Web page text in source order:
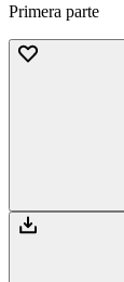
Primera parte